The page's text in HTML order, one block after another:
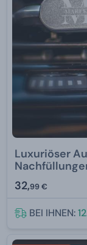
Luxuriöser
32,99 €
BEI IHNEN: